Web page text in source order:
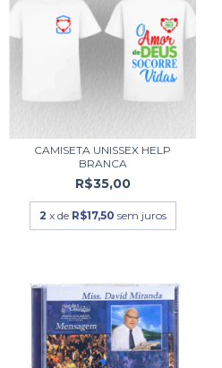
CAMISETA UNISSEX HELP
BRANCA
R$35,00
2 x de R$17,50 sem juros